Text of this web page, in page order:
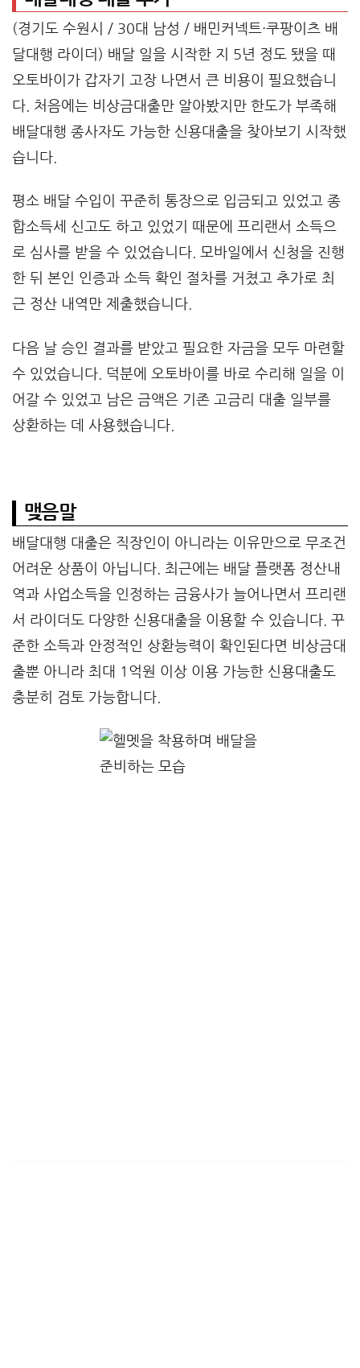
(경기도 수원시 / 30대 남성 / 배민커넥트·쿠팡이츠 배
달대행 라이더) 배달 일을 시작한 지 5년 정도 됐을 때
오토바이가 갑자기 고장 나면서 큰 비용이 필요했습니
다. 처음에는 비상금대출만 알아봤지만 한도가 부족해
배달대행 종사자도 가능한 신용대출을 찾아보기 시작했
습니다.
평소 배달 수입이 꾸준히 통장으로 입금되고 있었고 종
합소득세 신고도 하고 있었기 때문에 프리랜서 소득으
로 심사를 받을 수 있었습니다. 모바일에서 신청을 진행
한 뒤 본인 인증과 소득 확인 절차를 거쳤고 추가로 최
근 정산 내역만 제출했습니다.
다음 날 승인 결과를 받았고 필요한 자금을 모두 마련할
수 있었습니다. 덕분에 오토바이를 바로 수리해 일을 이
어갈 수 있었고 남은 금액은 기존 고금리 대출 일부를
상환하는 데 사용했습니다.
맺음말
배달대행 대출은 직장인이 아니라는 이유만으로 무조건
어려운 상품이 아닙니다. 최근에는 배달 플랫폼 정산내
역과 사업소득을 인정하는 금융사가 늘어나면서 프리랜
서 라이더도 다양한 신용대출을 이용할 수 있습니다. 꾸
준한 소득과 안정적인 상환능력이 확인된다면 비상금대
출뿐 아니라 최대 1억원 이상 이용 가능한 신용대출도
충분히 검토 가능합니다.